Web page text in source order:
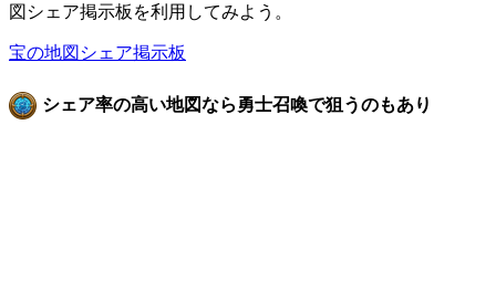
図シェア掲示板を利用してみよう。
宝の地図シェア掲示板
シェア率の高い地図なら勇士召喚で狙うのもあり